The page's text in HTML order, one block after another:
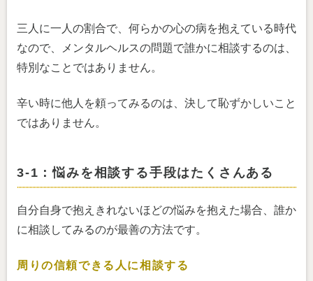
三人に一人の割合で、何らかの心の病を抱えている時代
なので、メンタルヘルスの問題で誰かに相談するのは、
特別なことではありません。
辛い時に他人を頼ってみるのは、決して恥ずかしいこと
ではありません。
3-1：悩みを相談する手段はたくさんある
自分自身で抱えきれないほどの悩みを抱えた場合、誰か
に相談してみるのが最善の方法です。
周りの信頼できる人に相談する